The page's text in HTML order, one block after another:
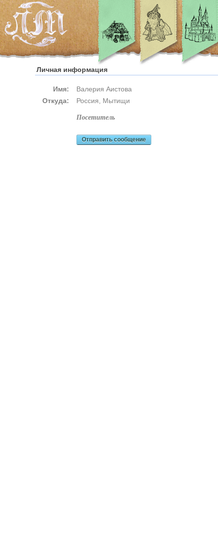
Личная информация
Имя:
Валерия Аистова
Откуда:
Россия, Мытищи
посетитель
Отправить сообщение